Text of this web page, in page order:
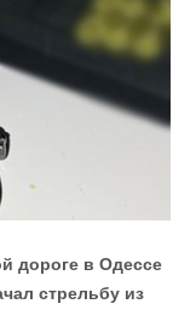
дороге в Одессе
стрельбу из